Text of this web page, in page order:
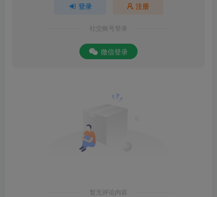
登录 注册
社交账号登录
微信登录
暂无评论内容